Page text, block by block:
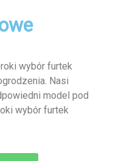
wybór furtek
Nasi
model pod
wybór furtek